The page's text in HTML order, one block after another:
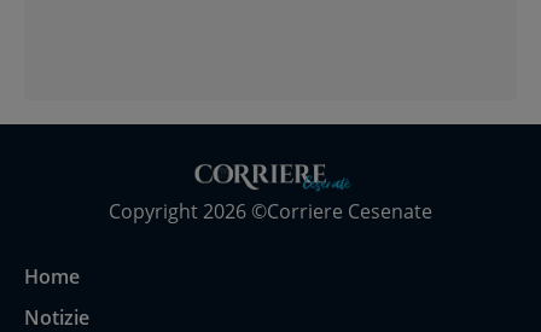
Copyright 2026 ©Corriere Cesenate
Home
Notizie